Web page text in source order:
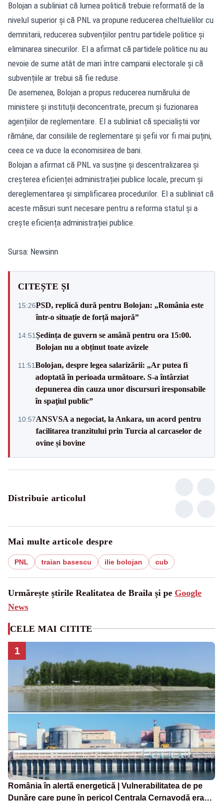
Bolojan a subliniat că lumea politică trebuie reformată de la
nivelul superior și că PNL va propune reducerea cheltuielilor cu
demnitarii, reducerea subvențiilor pentru partidele politice și
eliminarea sinecurilor. El a afirmat că partidele politice nu au
nevoie de sume atât de mari între campanii electorale și că
subvențiile ar trebui să fie reduse.
De asemenea, Bolojan a propus reducerea numărului de
ministere și instituții deconcentrate, precum și fuzionarea
agențiilor de reglementare. El a subliniat că specialiștii vor
rămâne, dar consiliile de reglementare și șefii vor fi mai puțini,
ceea ce va duce la economisirea de bani.
Bolojan a afirmat că PNL va susține și descentralizarea și
creșterea eficienței administrației publice locale, precum și
dereglementarea și simplificarea procedurilor. El a subliniat că
aceste măsuri sunt necesare pentru a reforma statul și a
crește eficiența administrației publice.
Sursa: Newsinn
CITEȘTE ȘI
15:26PSD, replică dură pentru Bolojan: „România este
într-o situație de forță majoră”
14:51Ședința de guvern se amână pentru ora 15:00.
Bolojan nu a obținut toate avizele
11:51Bolojan, despre legea salarizării: „Ar putea fi
adoptată în perioada următoare. S-a întârziat
depunerea din cauza unor discursuri iresponsabile
în spaţiul public”
10:57ANSVSA a negociat, la Ankara, un acord pentru
facilitarea tranzitului prin Turcia al carcaselor de
ovine și bovine
Distribuie articolul
Mai multe articole despre
PNL traian basescu ilie bolojan cub
Urmărește știrile Realitatea de Braila și pe Google
News
CELE MAI CITITE
1
România în alertă energetică | Vulnerabilitatea de pe
Dunăre care pune în pericol Centrala Cernavodă era